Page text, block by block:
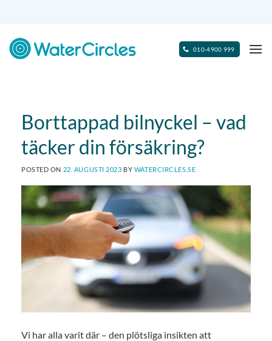
content
010-4900 999
Borttappad bilnyckel – vad
täcker din försäkring?
POSTED ON 22. AUGUSTI 2023 BY WATERCIRCLES.SE
Vi har alla varit där – den plötsliga insikten att